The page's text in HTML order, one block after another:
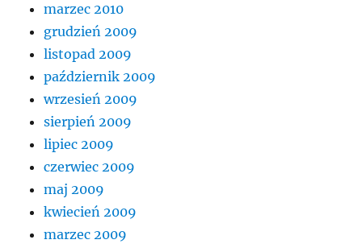
marzec 2010
grudzień 2009
listopad 2009
październik 2009
wrzesień 2009
sierpień 2009
lipiec 2009
czerwiec 2009
maj 2009
kwiecień 2009
marzec 2009